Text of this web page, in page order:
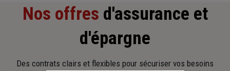
Nos offres d'assurance et
d'épargne
Des contrats clairs et flexibles pour sécuriser vos besoins